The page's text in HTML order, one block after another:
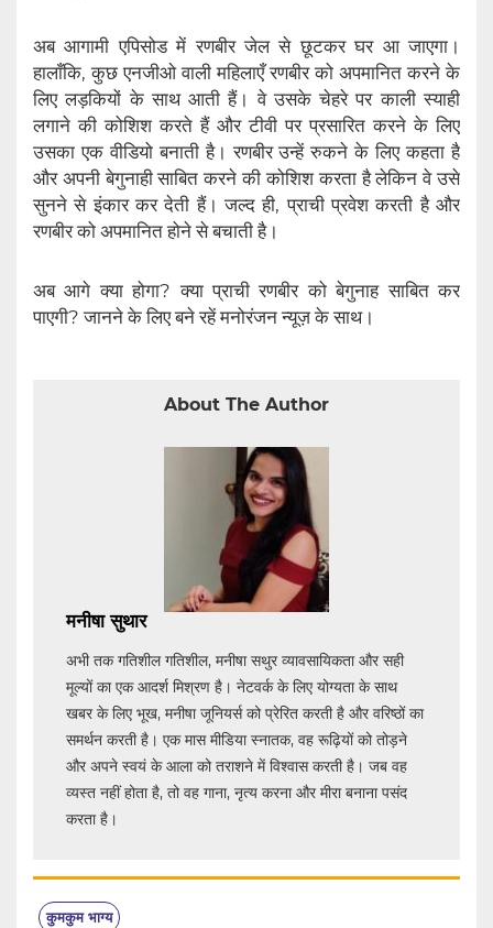
अब आगामी एपिसोड में रणबीर जेल से छूटकर घर आ जाएगा।
हालाँकि, कुछ एनजीओ वाली महिलाएँ रणबीर को अपमानित करने के
लिए लड़कियों के साथ आती हैं। वे उसके चेहरे पर काली स्याही
लगाने की कोशिश करते हैं और टीवी पर प्रसारित करने के लिए
उसका एक वीडियो बनाती है। रणबीर उन्हें रुकने के लिए कहता है
और अपनी बेगुनाही साबित करने की कोशिश करता है लेकिन वे उसे
सुनने से इंकार कर देती हैं। जल्द ही, प्राची प्रवेश करती है और
रणबीर को अपमानित होने से बचाती है।
अब आगे क्या होगा? क्या प्राची रणबीर को बेगुनाह साबित कर
पाएगी? जानने के लिए बने रहें मनोरंजन न्यूज़ के साथ।
About The Author
मनीषा सुथार
अभी तक गतिशील गतिशील, मनीषा सथुर व्यावसायिकता और सही
मूल्यों का एक आदर्श मिश्रण है। नेटवर्क के लिए योग्यता के साथ
खबर के लिए भूख, मनीषा जूनियर्स को प्रेरित करती है और वरिष्ठों का
समर्थन करती है। एक मास मीडिया स्नातक, वह रूढ़ियों को तोड़ने
और अपने स्वयं के आला को तराशने में विश्वास करती है। जब वह
व्यस्त नहीं होता है, तो वह गाना, नृत्य करना और मीरा बनाना पसंद
करता है।
कुमकुम भाग्य